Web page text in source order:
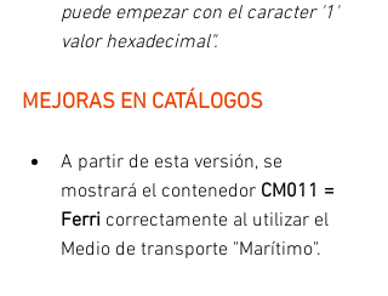
puede empezar con el caracter '1'
valor hexadecimal".
MEJORAS EN CATÁLOGOS
A partir de esta versión, se
mostrará el contenedor CM011 =
Ferri correctamente al utilizar el
Medio de transporte "Marítimo".